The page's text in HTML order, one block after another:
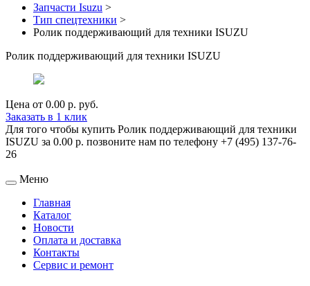
Запчасти Isuzu >
Тип спецтехники >
Ролик поддерживающий для техники ISUZU
Ролик поддерживающий для техники ISUZU
Цена от 0.00 р. руб.
Заказать в 1 клик
Для того чтобы купить Ролик поддерживающий для техники
ISUZU за 0.00 р. позвоните нам по телефону +7 (495) 137-76-
26
Меню
Главная
Каталог
Новости
Оплата и доставка
Контакты
Сервис и ремонт